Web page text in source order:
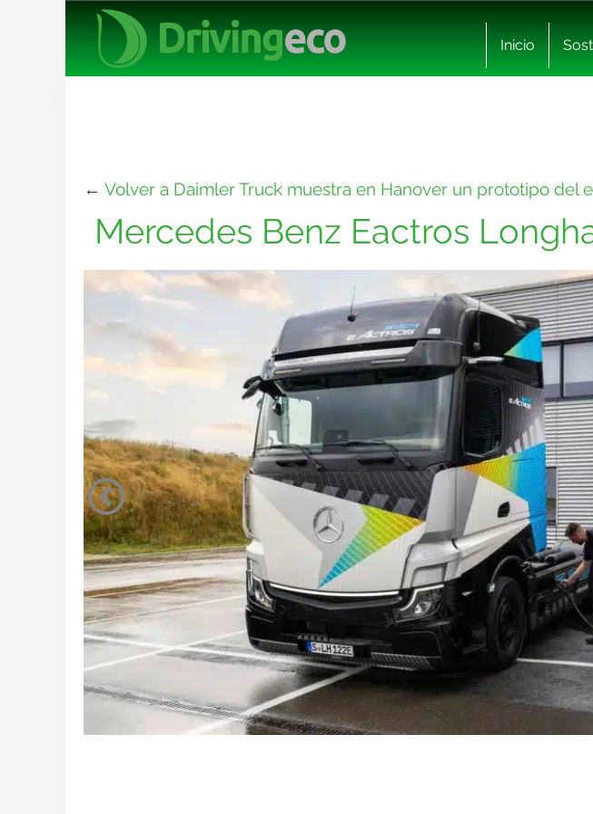
Inicio
← Volver a Daimler Truck muestra en Hanover un prototipo del
Mercedes Benz Eactros